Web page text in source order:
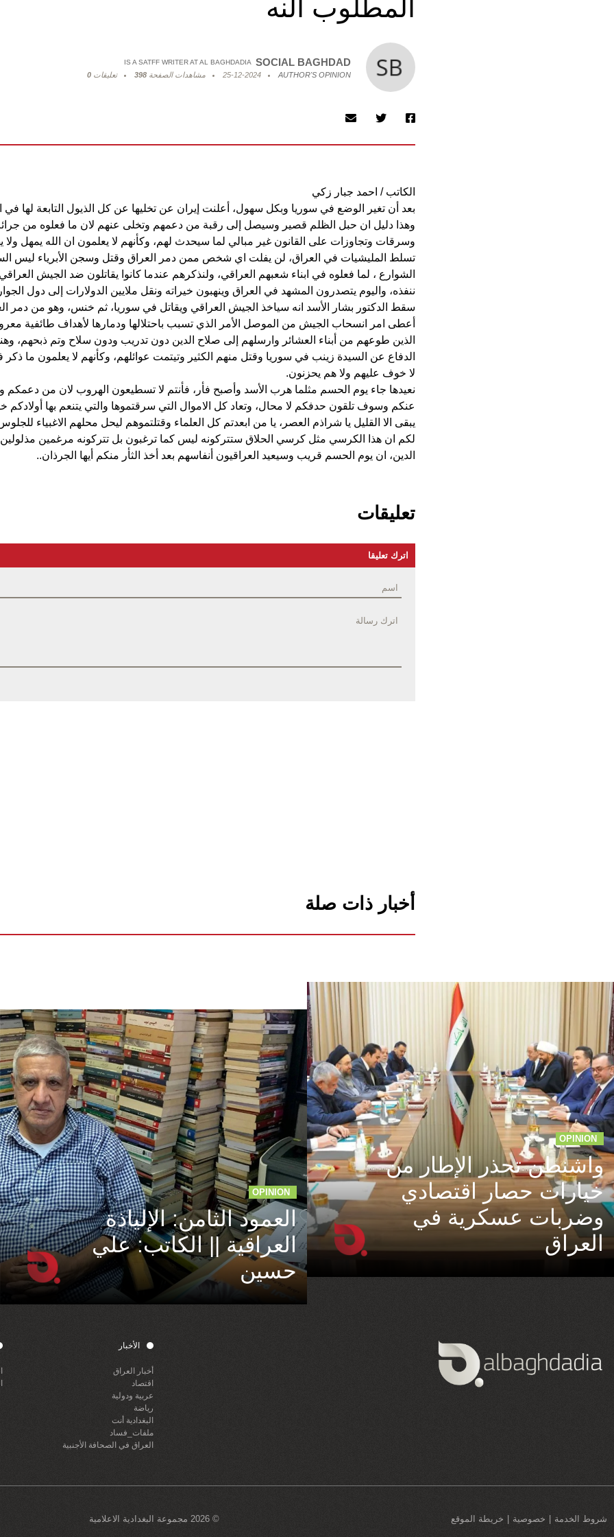
المطلوب النه
SOCIAL BAGHDAD
IS A SATFF WRITER AT AL BAGHDADIA
AUTHOR'S OPINION
25-12-2024 مشاهدات الصفحة398 تعليقات0
الكاتب / احمد جبار زكي
بعد أن تغير الوضع في سوريا وبكل سهول، أعلنت إيران عن تخليها عن كل الذيول التابعة لها في
وهذا دليل ان حبل الظلم قصير وسيصل إلى رقبة من دعمهم وتخلى عنهم لان ما فعلوه من جرائم
وسرقات وتجاوزات على القانون غير مبالي لما سيحدث لهم، وكأنهم لا يعلمون ان الله يمهل ولا
تسلط المليشيات في العراق، لن يفلت اي شخص ممن دمر العراق وقتل وسجن الأبرياء ليس
الشوارع ، لما فعلوه في ابناء شعبهم العراقي، ولنذكرهم عندما كانوا يقاتلون ضد الجيش العراقي
ننفذه، واليوم يتصدرون المشهد في العراق وينهبون خيراته ونقل ملايين الدولارات إلى دول
سقط الدكتور بشار الأسد انه سياخذ الجيش العراقي ويقاتل في سوريا، ثم خنس، وهو من دمر
أعطى امر انسحاب الجيش من الموصل الأمر الذي تسبب باحتلالها ودمارها لأهداف طائفية
الذين طوعهم من أبناء العشائر وارسلهم إلى صلاح الدين دون تدريب ودون سلاح وتم ذبحهم،
الدفاع عن السيدة زينب في سوريا وقتل منهم الكثير وتيتمت عوائلهم، وكأنهم لا يعلمون ما ذكر
لا خوف عليهم ولا هم يحزنون.
نعيدها جاء يوم الحسم مثلما هرب الأسد وأصبح فأر، فأنتم لا تسطيعون الهروب لان من دعمكم
عنكم وسوف تلقون حدفكم لا محال، وتعاد كل الاموال التي سرقتموها والتي يتنعم بها أولادكم
يبقى الا القليل يا شراذم العصر، يا من ابعدتم كل العلماء وقتلتموهم ليحل محلهم الاغبياء
لكم ان هذا الكرسي مثل كرسي الحلاق ستتركونه ليس كما ترغبون بل تتركونه مرغمين مذلولين
الدين، ان يوم الحسم قريب وسيعيد العراقيون أنفاسهم بعد أخذ الثأر منكم أيها الجرذان..
تعليقات
اترك تعليقا
أخبار ذات صلة
OPINION
واشنطن تحذر الإطار من
خيارات حصار اقتصادي
وضربات عسكرية في
العراق
OPINION
العمود الثامن: الإلياذة
العراقية || الكاتب: علي
حسين
الأخبار
أخبار العراق
اقتصاد
عربية ودولية
رياضة
البغدادية أنت
ملفات_فساد
العراق في الصحافة الأجنبية
شروط الخدمة خصوصية خريطة الموقع © 2026 مجموعة البغدادية الاعلامية